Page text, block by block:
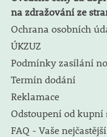
na zdražování ze
Ochrana osobních
ÚKZUZ
Podmínky zasílání
Termín dodání
Reklamace
Odstoupení od
FAQ - Vaše